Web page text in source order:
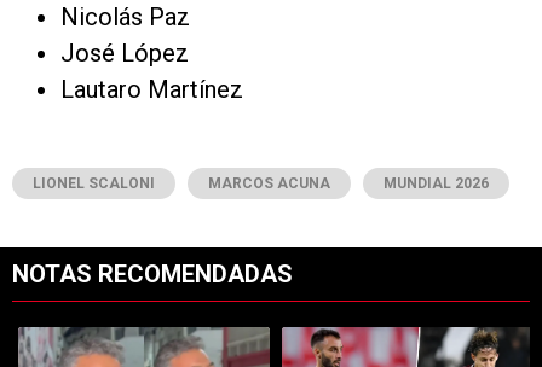
Nicolás Paz
José López
Lautaro Martínez
LIONEL SCALONI MARCOS ACUNA MUNDIAL 2026
NOTAS RECOMENDADAS
Un artículo de tendencia con el título "Gallardo reapareció en medio
Un artículo de tendencia con el